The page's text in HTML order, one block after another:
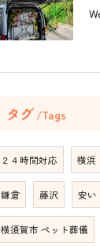
タグ Tags
２４時間対応 横浜
鎌倉 藤沢 安い
横須賀市 ペット葬儀